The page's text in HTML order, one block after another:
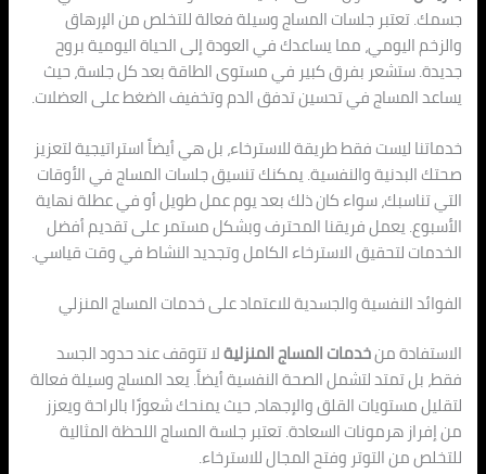
جسمك. تعتبر جلسات المساج وسيلة فعالة للتخلص من الإرهاق
والزخم اليومي، مما يساعدك في العودة إلى الحياة اليومية بروح
جديدة. ستشعر بفرق كبير في مستوى الطاقة بعد كل جلسة، حيث
يساعد المساج في تحسين تدفق الدم وتخفيف الضغط على العضلات.
خدماتنا ليست فقط طريقة للاسترخاء، بل هي أيضاً استراتيجية لتعزيز
صحتك البدنية والنفسية. يمكنك تنسيق جلسات المساج في الأوقات
التي تناسبك، سواء كان ذلك بعد يوم عمل طويل أو في عطلة نهاية
الأسبوع. يعمل فريقنا المحترف وبشكل مستمر على تقديم أفضل
الخدمات لتحقيق الاسترخاء الكامل وتجديد النشاط في وقت قياسي.
الفوائد النفسية والجسدية للاعتماد على خدمات المساج المنزلي
الاستفادة منخدمات المساج المنزليةلا تتوقف عند حدود الجسد
فقط، بل تمتد لتشمل الصحة النفسية أيضاً. يعد المساج وسيلة فعالة
لتقليل مستويات القلق والإجهاد، حيث يمنحك شعورًا بالراحة ويعزز
من إفراز هرمونات السعادة. تعتبر جلسة المساج اللحظة المثالية
للتخلص من التوتر وفتح المجال للاسترخاء.